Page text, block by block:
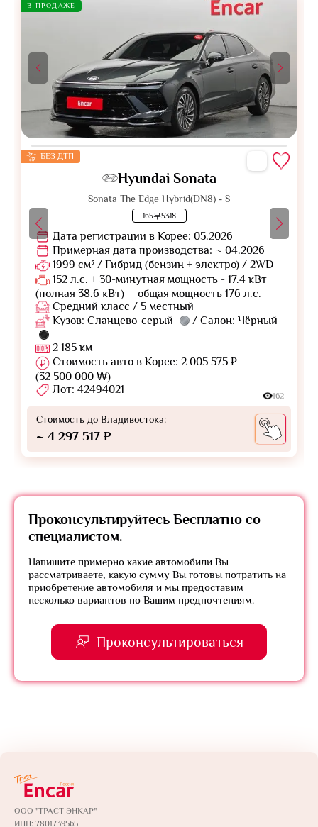
В ПРОДАЖЕ
БЕЗ ДТП
Hyundai Sonata
Sonata The Edge Hybrid(DN8) - S
165무5318
Дата регистрации в Корее: 05.2026
Примерная дата производства: ~ 04.2026
1999 см³ / Гибрид (бензин + электро) / 2WD
152 л.с. + 30-минутная мощность - 17.4 кВт
(полная 38.6 кВт) = общая мощность 176 л.с.
Средний класс / 5 местный
Кузов: Сланцево-серый
/ Салон: Чёрный
2 185 км
Стоимость авто в Корее: 2 005 575 ₽
(32 500 000 ₩)
Лот: 42494021
162
Стоимость до Владивостока:
~ 4 297 517 ₽
Проконсультируйтесь Бесплатно со
специалистом.
Напишите примерно какие автомобили Вы
рассматриваете, какую сумму Вы готовы потратить на
приобретение автомобиля и мы предоставим
несколько вариантов по Вашим предпочтениям.
Проконсультироваться
ООО "ТРАСТ ЭНКАР"
ИНН: 7801739565